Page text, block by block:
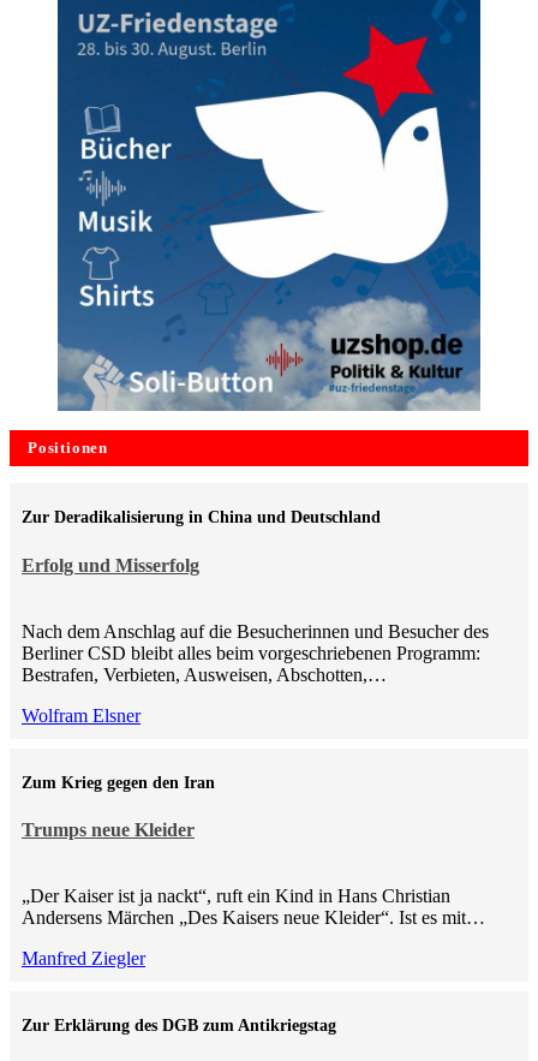
Positionen
Erfolg und Misserfolg
Zur Deradikalisierung in China und Deutschland
Nach dem Anschlag auf die Besucherinnen und Besucher des
Berliner CSD bleibt alles beim vorgeschriebenen Programm:
Bestrafen, Verbieten, Ausweisen, Abschotten,…
Wolfram Elsner
Trumps neue Kleider
Zum Krieg gegen den Iran
„Der Kaiser ist ja nackt“, ruft ein Kind in Hans Christian
Andersens Märchen „Des Kaisers neue Kleider“. Ist es mit…
Manfred Ziegler
Zur Erklärung des DGB zum Antikriegstag